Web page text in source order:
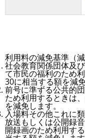
利用料の減免基準（
社会教育関係団体及
て市民の福利のため
30に相当する額を減
前号に準ずる公共的
ため利用するときは
を減免します。
入場料その他これに
放送もしくは公開録
開録画のため利用す